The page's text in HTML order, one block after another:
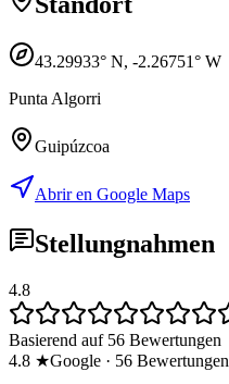
43.29933° N, -2.26751° W
Punta Algorri
Guipúzcoa
Abrir en Google Maps
Stellungnahmen
4.8
Basierend auf 56 Bewertungen
4.8 ★Google · 56 Bewertungen